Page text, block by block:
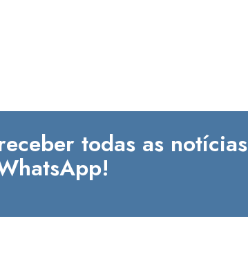
todas as notícias